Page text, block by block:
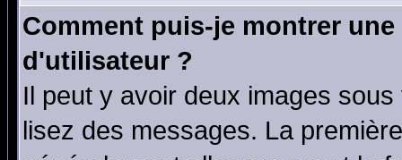
Comment puis-je montrer
d'utilisateur ?
Il peut y avoir deux images
lisez des messages. La